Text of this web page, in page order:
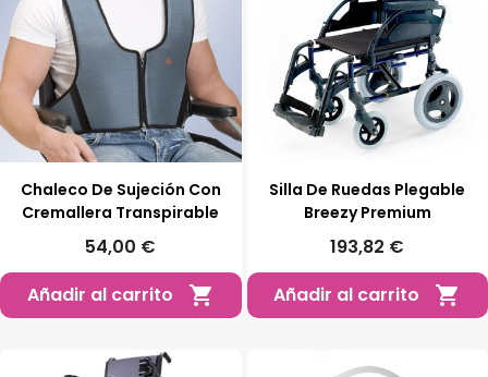
Chaleco De Sujeción Con
Cremallera Transpirable
54,00 €
Añadir al carrito

Silla De Ruedas Plegable
Breezy Premium
193,82 €
Añadir al carrito
